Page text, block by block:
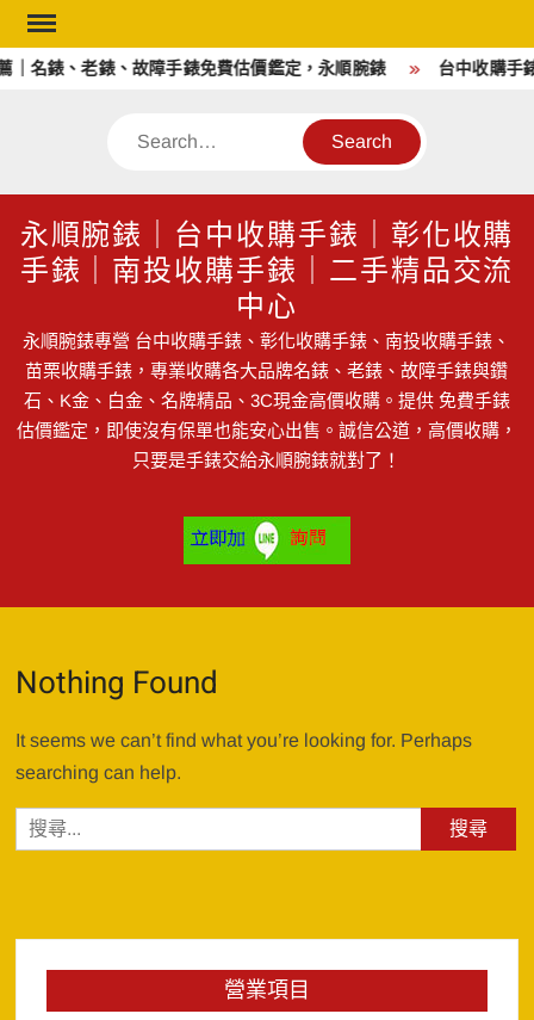
Skip
to
content
｜名錶、老錶、故障手錶免費估價鑑定，永順腕錶 台中收購手
Search
永順腕錶｜台中收購手錶｜彰化收購
手錶｜南投收購手錶｜二手精品交流
中心
永順腕錶專營 台中收購手錶、彰化收購手錶、南投收購手錶、
苗栗收購手錶，專業收購各大品牌名錶、老錶、故障手錶與鑽
石、K金、白金、名牌精品、3C現金高價收購。提供 免費手錶
估價鑑定，即使沒有保單也能安心出售。誠信公道，高價收購，
只要是手錶交給永順腕錶就對了！
Nothing Found
It seems we can’t find what you’re looking for. Perhaps
searching can help.
尋
營業項目